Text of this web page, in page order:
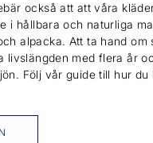
också att att våra
i hållbara och naturliga
alpacka. Att ta hand om
livslängden med flera år
Följ vår guide till hur du